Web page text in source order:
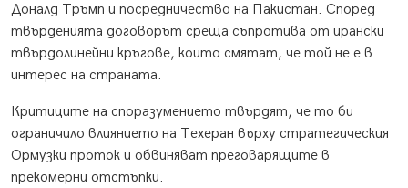
Доналд Тръмп и посредничество на Пакистан. Според
твърденията договорът среща съпротива от ирански
твърдолинейни кръгове, които смятат, че той не е в
интерес на страната.
Критиците на споразумението твърдят, че то би
ограничило влиянието на Техеран върху стратегическия
Ормузки проток и обвиняват преговарящите в
прекомерни отстъпки.